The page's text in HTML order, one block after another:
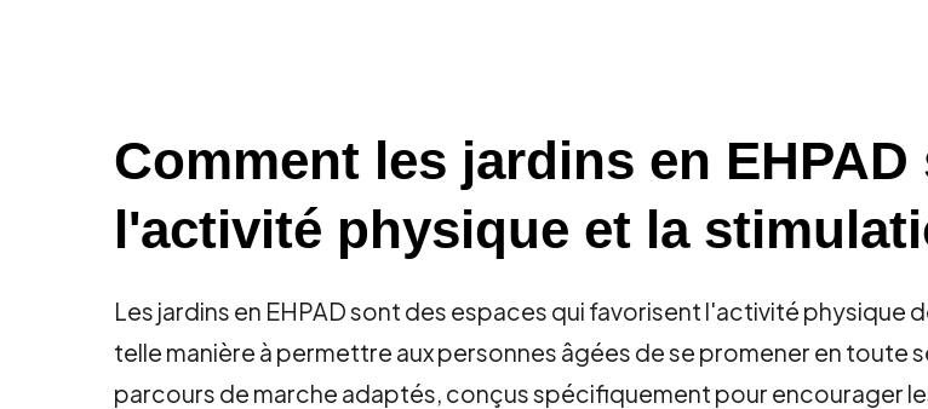
Comment les jardins en
l'activité physique et la
Les jardins en EHPAD sont des espaces qui favorisent l'activité physique
telle manière à permettre aux personnes âgées de se promener en toute
parcours de marche adaptés, conçus spécifiquement pour encourager